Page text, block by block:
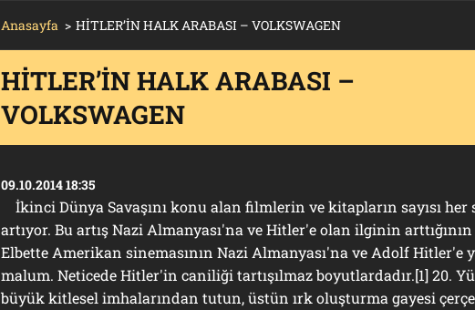
Anasayfa > HİTLER’İN HALK ARABASI – VOLKSWAGEN
HİTLER’İN HALK ARABASI –
VOLKSWAGEN
09.10.2014 18:35
İkinci Dünya Savaşını konu alan filmlerin ve kitapların sayısı her
artıyor. Bu artış Nazi Almanyası'na ve Hitler'e olan ilginin arttığının
Elbette Amerikan sinemasının Nazi Almanyası'na ve Adolf Hitler'e
malum. Neticede Hitler'in caniliği tartışılmaz boyutlardadır.[1] 20.
büyük kitlesel imhalarından tutun, üstün ırk oluşturma gayesi